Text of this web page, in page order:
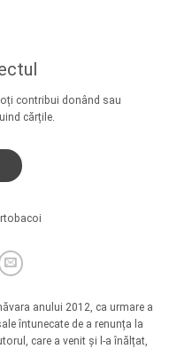
contribui donând sau
cărțile.
anului 2012, ca urmare a
întunecate de a renunța la
care a venit și l-a înălțat,